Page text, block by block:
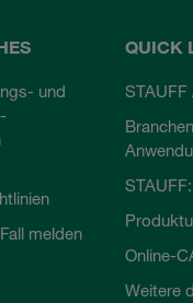
und
melden
QUICK
Online-
Weitere